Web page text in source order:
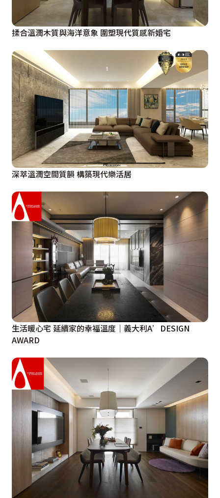
揉合溫潤木質與海洋意象 圍塑現代質感新婚宅
深萃溫潤空間質韻 構築現代樂活居
生活暖心宅 延續家的幸福溫度｜義大利A’DESIGN
AWARD